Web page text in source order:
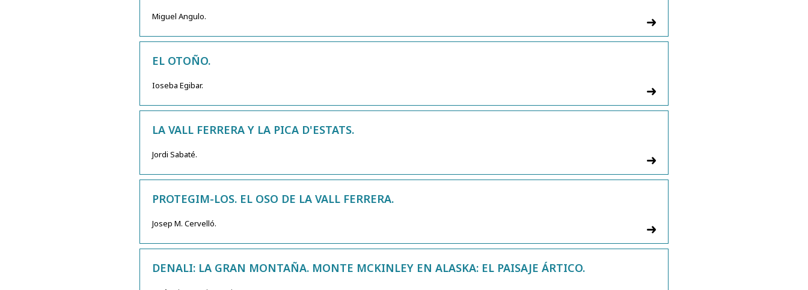
Miguel Angulo.
EL OTOÑO.
Ioseba Egibar.
LA VALL FERRERA Y LA PICA D'ESTATS.
Jordi Sabaté.
PROTEGIM-LOS. EL OSO DE LA VALL FERRERA.
Josep M. Cervelló.
DENALI: LA GRAN MONTAÑA. MONTE MCKINLEY EN ALASKA: EL PAISAJE ÁRTICO.